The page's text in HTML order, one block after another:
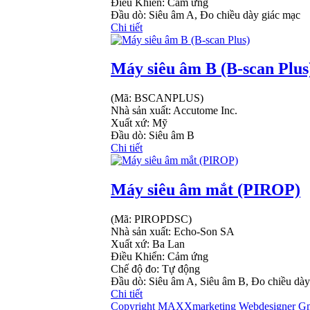
Đầu dò: Siêu âm A, Đo chiều dày giác mạc
Chi tiết
Máy siêu âm B (B-scan
(Mã: BSCANPLUS)
Nhà sản xuất: Accutome Inc.
Xuất xứ: Mỹ
Đầu dò: Siêu âm B
Chi tiết
Máy siêu âm mắt (PIROP)
(Mã: PIROPDSC)
Nhà sản xuất: Echo-Son SA
Xuất xứ: Ba Lan
Điều Khiển: Cảm ứng
Chế độ đo: Tự động
Đầu dò: Siêu âm A, Siêu âm B, Đo chiều
Chi tiết
Copyright MAXXmarketing Webdesigner